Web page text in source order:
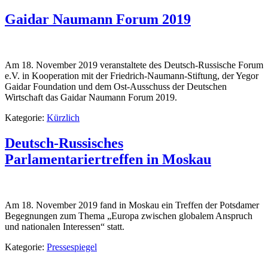
Gaidar Naumann Forum 2019
Am 18. November 2019 veranstaltete des Deutsch-Russische Forum
e.V. in Kooperation mit der Friedrich-Naumann-Stiftung, der Yegor
Gaidar Foundation und dem Ost-Ausschuss der Deutschen
Wirtschaft das Gaidar Naumann Forum 2019.
Kategorie: Kürzlich
Deutsch-Russisches
Parlamentariertreffen in Moskau
Am 18. November 2019 fand in Moskau ein Treffen der Potsdamer
Begegnungen zum Thema „Europa zwischen globalem Anspruch
und nationalen Interessen“ statt.
Kategorie: Pressespiegel